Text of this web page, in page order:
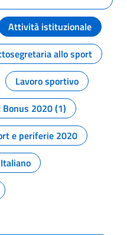
Attività istituzionale
allo sport
Lavoro sportivo
2020 (1)
e periferie 2020